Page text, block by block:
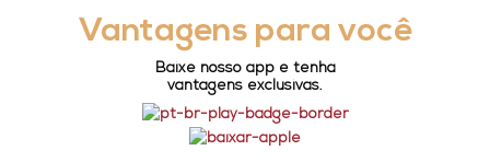
Vantagens para você
Baixe nosso app e tenha
vantagens exclusivas.